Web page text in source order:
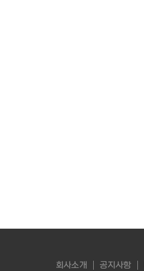
회사소개 공지사항